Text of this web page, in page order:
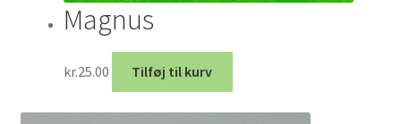
Magnus
kr.25.00 Tilføj til kurv